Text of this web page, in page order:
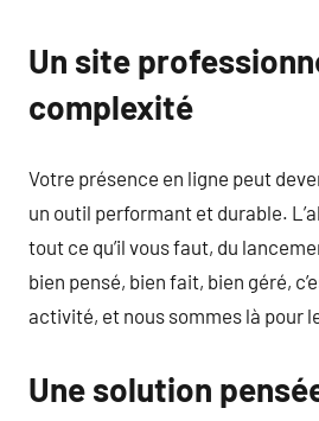
Un site
complexité
Votre présence en ligne peut
un outil performant et durable.
tout ce qu’il vous faut, du
bien pensé, bien fait, bien géré,
activité, et nous sommes là pour
Une solution